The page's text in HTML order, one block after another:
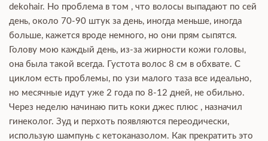
dekohair. Но проблема в том , что волосы выпадают по сей
день, около 70-90 штук за день, иногда меньше, иногда
больше, кажется вроде немного, но они прям сыпятся.
Голову мою каждый день, из-за жирности кожи головы,
она была такой всегда. Густота волос 8 см в обхвате. С
циклом есть проблемы, по узи малого таза все идеально,
но месячные идут уже 2 года по 8-12 дней, не обильно.
Через неделю начинаю пить коки джес плюс , назначил
гинеколог. Зуд и перхоть появляются переодически,
использую шампунь с кетоканазолом. Как прекратить это